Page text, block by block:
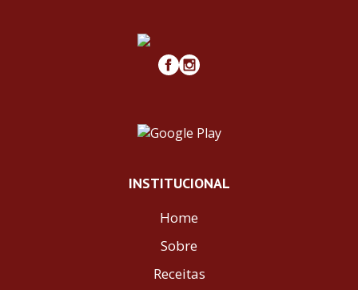
INSTITUCIONAL
Home
Sobre
Receitas